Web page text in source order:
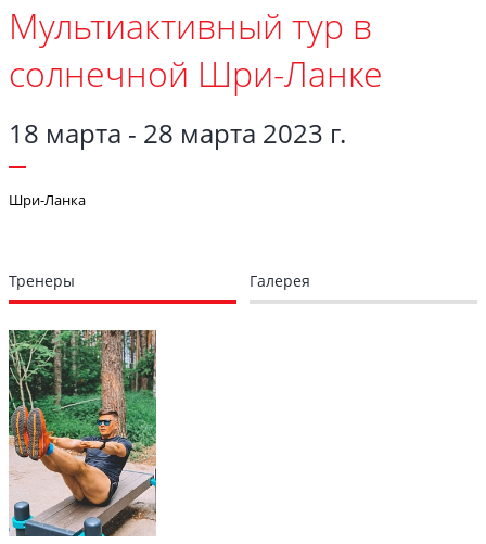
Мультиактивный тур в
солнечной Шри-Ланке
18 марта - 28 марта 2023 г.
Шри-Ланка
Тренеры Галерея